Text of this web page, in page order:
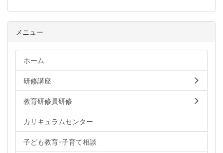
メニュー
ホーム
研修講座
教育研修員研修
カリキュラムセンター
子ども教育･子育て相談